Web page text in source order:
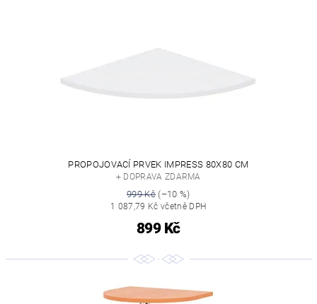
PROPOJOVACÍ PRVEK IMPRESS 80X80 CM
+ DOPRAVA ZDARMA
999 Kč(–10 %)
1 087,79 Kč včetně DPH
899 Kč